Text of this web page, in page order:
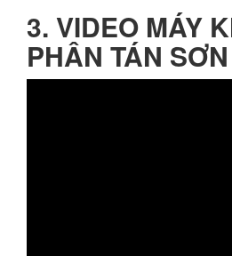
3. VIDEO MÁY
PHÂN TÁN SƠN